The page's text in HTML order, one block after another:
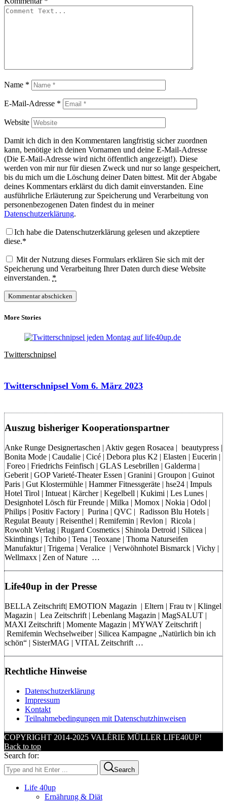
Name *
E-Mail-Adresse *
Website
Damit ich dich in den Kommentaren langfristig sicher zuordnen
kann, benötige ich deinen Vornamen und deine E-Mail-Adresse
(Die E-Mail-Adresse wird nicht öffentlich angezeigt!). Diese
werden von mir nur für diesen Zweck und nur so lange gespeichert,
bis du mich um die Löschung deiner Daten bittest. Mit der Abgabe
deines Kommentars erklärst du dich damit einverstanden. Eine
ausführliche Erläuterung zur Speicherung und Verarbeitung von
personenbezogenen Daten findest du in meiner
Datenschutzerklärung.
Ich habe die Datenschutzerklärung gelesen und akzeptiere
diese.*
Mit der Nutzung dieses Formulars erklären Sie sich mit der
Speicherung und Verarbeitung Ihrer Daten durch diese Website
einverstanden. *
More Stories
Twitterschnipsel
Twitterschnipsel Vom 6. März 2023
Auszug bisheriger Kooperationspartner
Anke Runge Designertaschen | Aktiv gegen Rosacea | beautypress |
Bonita Mode | Caudalie | Cicé | Debora plus K2 | Elasten | Eucerin |
Foreo | Friedrichs Feinfisch | GLAS Lesebrillen | Galderma |
Geberit | GOP Varieté-Theater Essen | Granini | Groupon | Guinot
Paris | Gut Klostermühle | Hammer Fitnessgeräte | hse24 | Impuls
Hotel Tirol | Intueat | Kärcher | Kegelbell | Kukimi | Les Lunes |
Designhotel Lösch für Freunde | Milka | Momox | Nokia | Odol |
Philips | Positiv Factory | Purina | QVC | Radisson Blu Hotels |
Regulat Beauty | Reisenthel | Remifemin | Revlon | Ricola |
Rowohlt Verlag | Rugard Cosmetics | Shinola Detroid | Silicea |
Skinthings | Tchibo | Tena | Teoxane | Thoma Naturseifen
Manufaktur | Trigema | Veralice | Verwöhnhotel Bismarck | Vichy |
Wellmaxx | Zen of Nature …
Life40up in der Presse
BELLA Zeitschrift| EMOTION Magazin | Eltern | Frau tv | Klingel
Magazin | Lea Zeitschrift | Lebenlang Magazin | MagSALUT |
MAXI Zeitschrift | Momente Magazin | MYWAY Zeitschrift |
Remifemin Wechselweiber | Silicea Kampagne „Natürlich bin ich
schön“ | SisterMAG | VITAL Zeitschrift …
Rechtliche Hinweise
Datenschutzerklärung
Impressum
Kontakt
Teilnahmebedingungen mit Datenschutzhinweisen
COPYRIGHT 2014-2025 VALÉRIE MÜLLER LIFE40UP!
Back to top
Search for:
Search
Life 40up
Ernährung & Diät